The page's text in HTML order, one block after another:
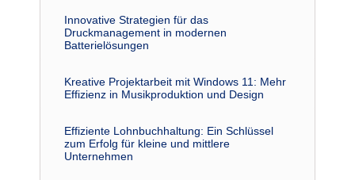
Innovative Strategien für das
Druckmanagement in modernen
Batterielösungen
Kreative Projektarbeit mit Windows 11: Mehr
Effizienz in Musikproduktion und Design
Effiziente Lohnbuchhaltung: Ein Schlüssel
zum Erfolg für kleine und mittlere
Unternehmen